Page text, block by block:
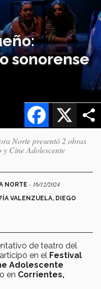
sonorense
X
Facebook
Norte presentó 2 obras
Cine Adolescente
NORTE - 16/12/2024
VALENZUELA, DIEGO
de teatro del
en el Festival
Adolescente
en Corrientes,